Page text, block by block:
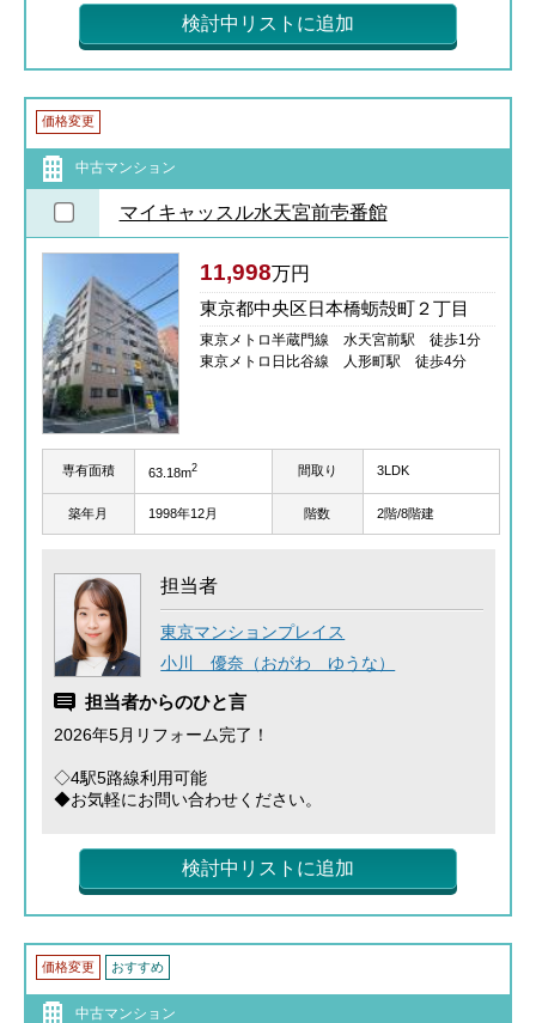
検討中リストに追加
価格変更
中古マンション
マイキャッスル水天宮前壱番館
11,998万円
東京都中央区日本橋蛎殻町２丁目
東京メトロ半蔵門線 水天宮前駅 徒歩1分
東京メトロ日比谷線 人形町駅 徒歩4分
専有面積 63.18m2 間取り 3LDK
築年月 1998年12月 階数 2階/8階建
担当者
東京マンションプレイス
小川 優奈（おがわ ゆうな）
担当者からのひと言
2026年5月リフォーム完了！
◇4駅5路線利用可能
◆お気軽にお問い合わせください。
検討中リストに追加
価格変更 おすすめ
中古マンション